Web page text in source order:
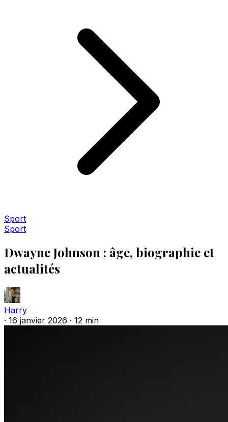
Sport
Sport
Dwayne Johnson : âge, biographie et
actualités
Harry
· 16 janvier 2026 · 12 min